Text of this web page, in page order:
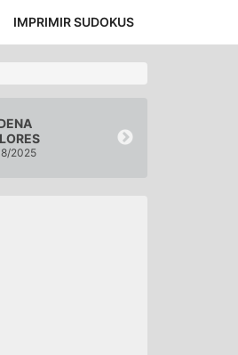
IMPRIMIR SUDOKUS
2025